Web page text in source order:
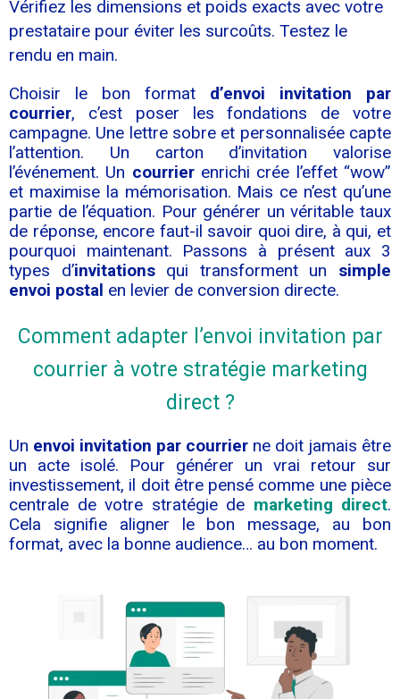
Vérifiez les dimensions et poids exacts avec votre
prestataire pour éviter les surcoûts. Testez le
rendu en main.
Choisir le bon format d’envoi invitation par
courrier, c’est poser les fondations de votre
campagne. Une lettre sobre et personnalisée capte
l’attention. Un carton d’invitation valorise
l’événement. Un courrierenrichi crée l’effet “wow”
et maximise la mémorisation. Mais ce n’est qu’une
partie de l’équation. Pour générer un véritable taux
de réponse, encore faut-il savoir quoi dire, à qui, et
pourquoi maintenant. Passons à présent aux 3
types d’invitationsqui transforment un simple
envoi postal en levier de conversion directe.
Comment adapter l’envoi invitation par
courrier à votre stratégie marketing
direct ?
Un envoi invitation par courrier ne doit jamais être
un acte isolé. Pour générer un vrai retour sur
investissement, il doit être pensé comme une pièce
centrale de votre stratégie de marketing direct.
Cela signifie aligner le bon message, au bon
format, avec la bonne audience… au bon moment.